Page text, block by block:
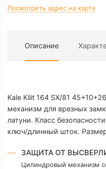
Посмотреть адрес на карте
Описание
Kale Kilit 164 SX/81
механизм для врезных
латуни. Класс
ключ/длинный шток.
ЗАЩИТА ОТ
Цилиндровый механизм